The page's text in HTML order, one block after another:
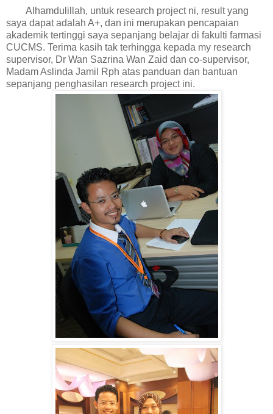
Alhamdulillah, untuk research project ni, result yang
saya dapat adalah A+, dan ini merupakan pencapaian
akademik tertinggi saya sepanjang belajar di fakulti farmasi
CUCMS. Terima kasih tak terhingga kepada my research
supervisor, Dr Wan Sazrina Wan Zaid dan co-supervisor,
Madam Aslinda Jamil Rph atas panduan dan bantuan
sepanjang penghasilan research project ini.